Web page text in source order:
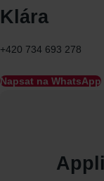
Klára
+420 734 693 278
Napsat na WhatsApp